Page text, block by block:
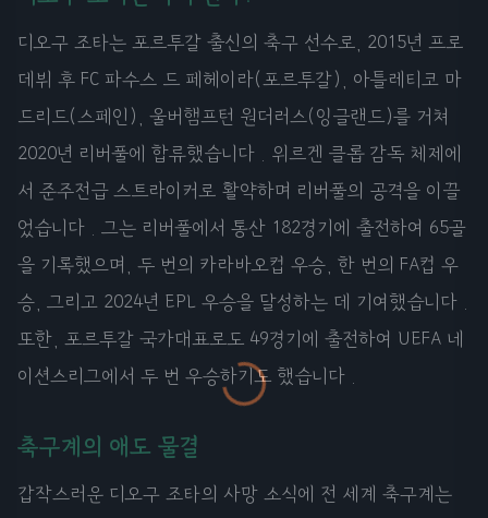
디오구 조타는 포르투갈 출신의 축구 선수로, 2015년 프로
데뷔 후 FC 파수스 드 페헤이라(포르투갈), 아틀레티코 마
드리드(스페인), 울버햄프턴 원더러스(잉글랜드)를 거쳐
2020년 리버풀에 합류했습니다 . 위르겐 클롭 감독 체제에
서 준주전급 스트라이커로 활약하며 리버풀의 공격을 이끌
었습니다 . 그는 리버풀에서 통산 182경기에 출전하여 65골
을 기록했으며, 두 번의 카라바오컵 우승, 한 번의 FA컵 우
승, 그리고 2024년 EPL 우승을 달성하는 데 기여했습니다 .
또한, 포르투갈 국가대표로도 49경기에 출전하여 UEFA 네
이션스리그에서 두 번 우승하기도 했습니다 .
축구계의 애도 물결
갑작스러운 디오구 조타의 사망 소식에 전 세계 축구계는